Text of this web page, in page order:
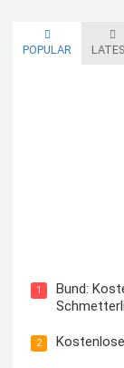
POPULAR
1
Bund:
2